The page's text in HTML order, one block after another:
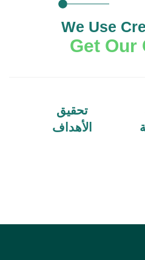
We Use
Get Our
تحقيق
الأهداف